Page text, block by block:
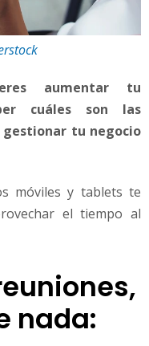
aumentar tu
cuáles son las
tu negocio
móviles y tablets te
el tiempo al
nada: